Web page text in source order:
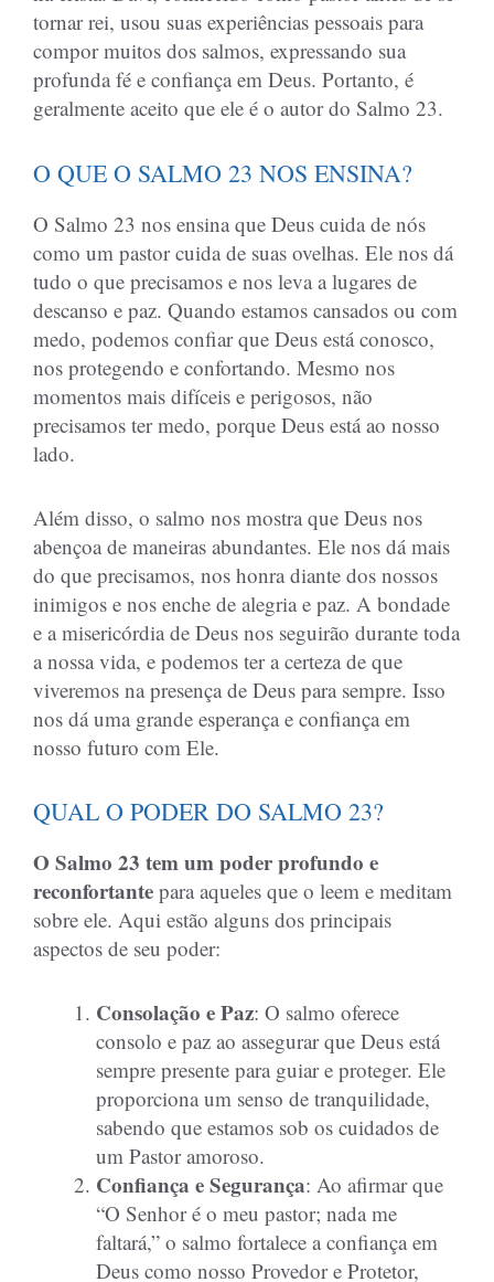
tornar rei, usou suas experiências pessoais para
compor muitos dos salmos, expressando sua
profunda fé e confiança em Deus. Portanto, é
geralmente aceito que ele é o autor do Salmo 23.
O QUE O SALMO 23 NOS ENSINA?
O Salmo 23 nos ensina que Deus cuida de nós
como um pastor cuida de suas ovelhas. Ele nos dá
tudo o que precisamos e nos leva a lugares de
descanso e paz. Quando estamos cansados ou com
medo, podemos confiar que Deus está conosco,
nos protegendo e confortando. Mesmo nos
momentos mais difíceis e perigosos, não
precisamos ter medo, porque Deus está ao nosso
lado.
Além disso, o salmo nos mostra que Deus nos
abençoa de maneiras abundantes. Ele nos dá mais
do que precisamos, nos honra diante dos nossos
inimigos e nos enche de alegria e paz. A bondade
e a misericórdia de Deus nos seguirão durante toda
a nossa vida, e podemos ter a certeza de que
viveremos na presença de Deus para sempre. Isso
nos dá uma grande esperança e confiança em
nosso futuro com Ele.
QUAL O PODER DO SALMO 23?
O Salmo 23 tem um poder profundo e
reconfortante para aqueles que o leem e meditam
sobre ele. Aqui estão alguns dos principais
aspectos de seu poder:
Consolação e Paz: O salmo oferece
consolo e paz ao assegurar que Deus está
sempre presente para guiar e proteger. Ele
proporciona um senso de tranquilidade,
sabendo que estamos sob os cuidados de
um Pastor amoroso.
Confiança e Segurança: Ao afirmar que
“O Senhor é o meu pastor; nada me
faltará,” o salmo fortalece a confiança em
Deus como nosso Provedor e Protetor,